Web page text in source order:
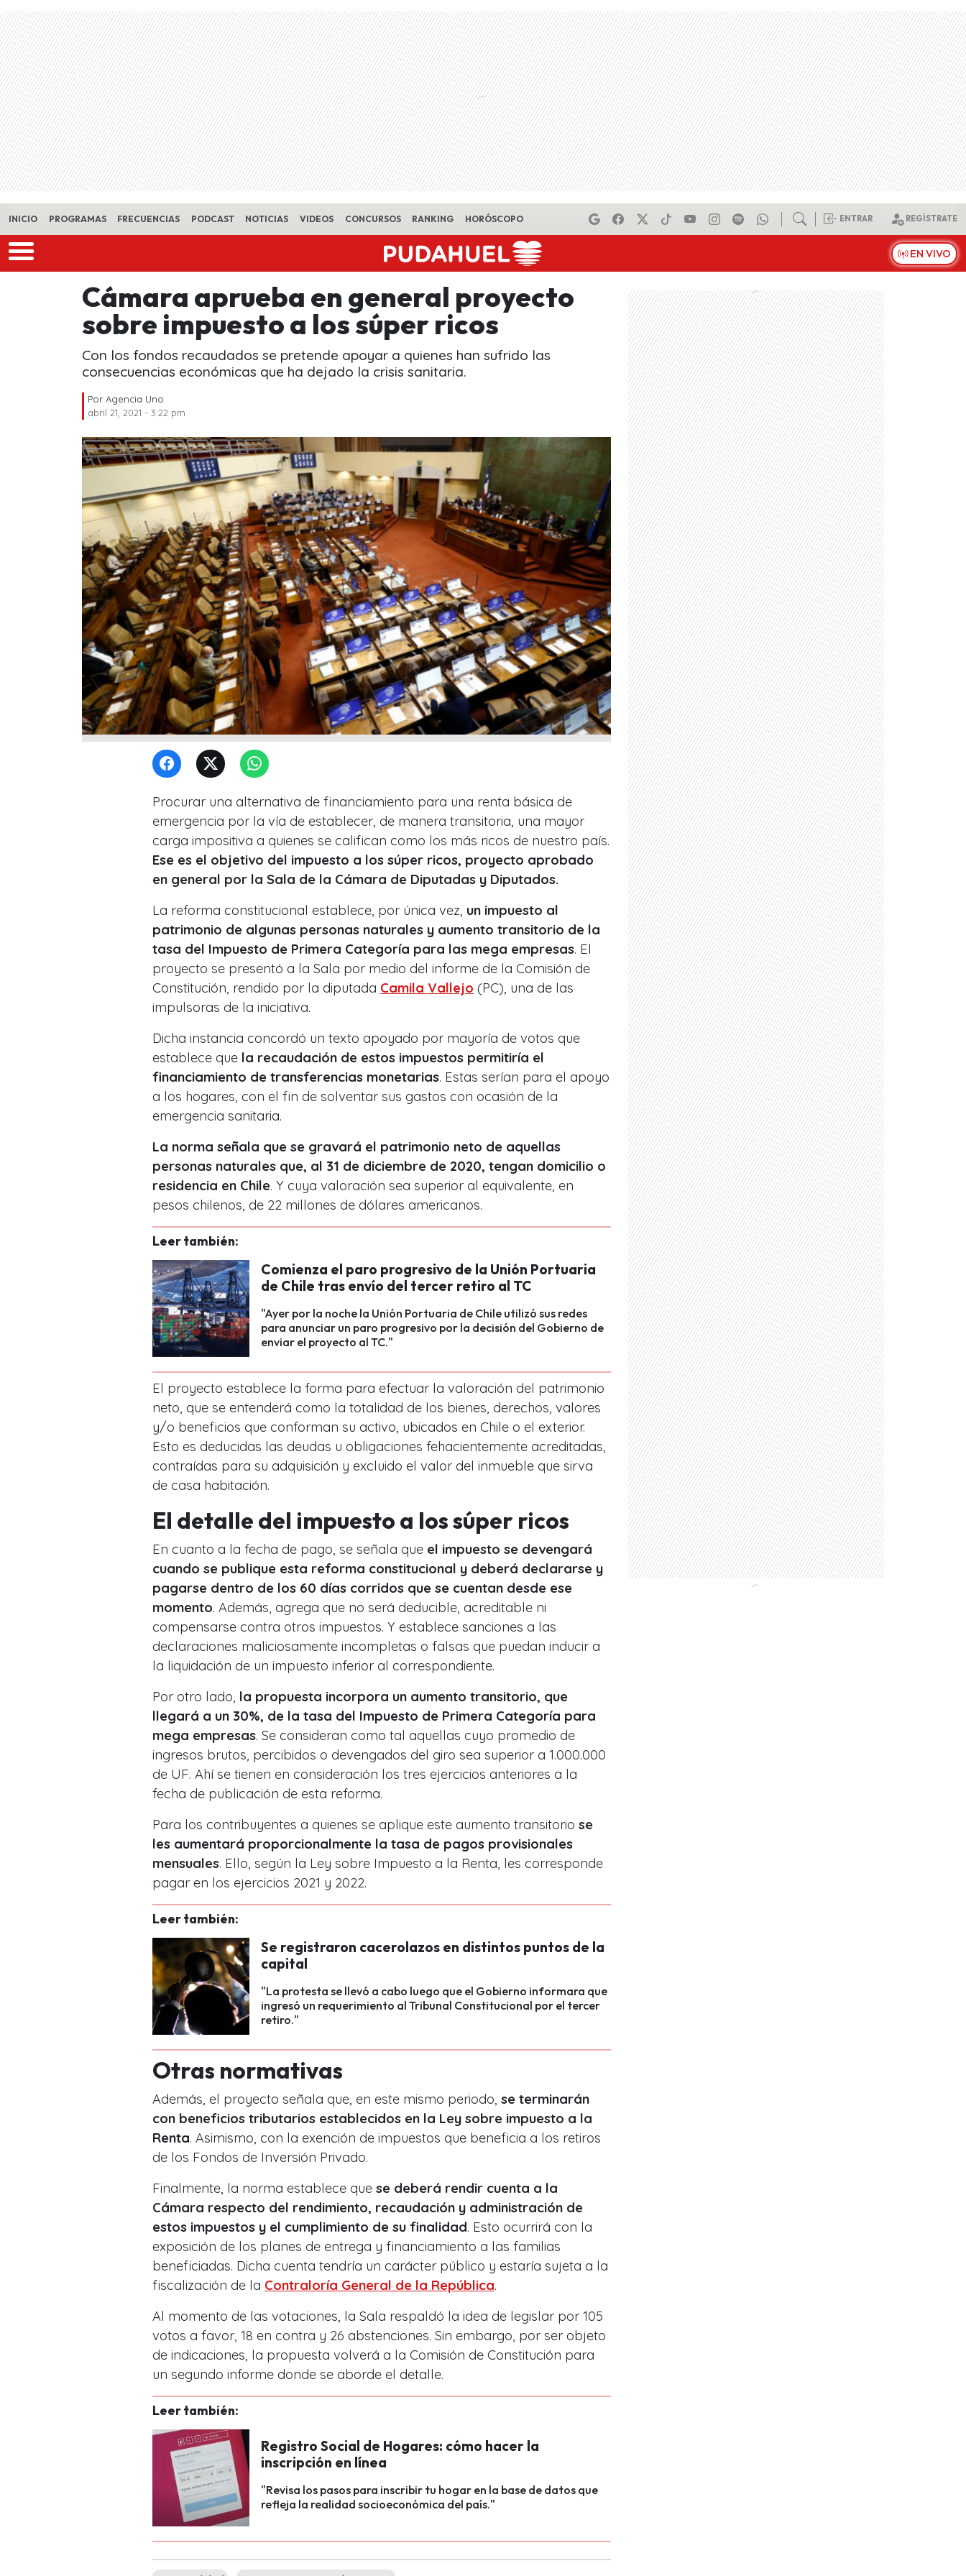
Skip to main content
INICIO PROGRAMAS FRECUENCIAS PODCAST NOTICIAS VIDEOS CONCURSOS RANKING HORÓSCOPO ENTRAR REGÍSTRATE
EN VIVO
Cámara aprueba en general proyecto
sobre impuesto a los súper ricos
Con los fondos recaudados se pretende apoyar a quienes han sufrido las
consecuencias económicas que ha dejado la crisis sanitaria.
Por Agencia Uno
abril 21, 2021 - 3:22 pm
Procurar una alternativa de financiamiento para una renta básica de
emergencia por la vía de establecer, de manera transitoria, una mayor
carga impositiva a quienes se califican como los más ricos de nuestro país.
Ese es el objetivo del impuesto a los súper ricos, proyecto aprobado
en general por la Sala de la Cámara de Diputadas y Diputados.
La reforma constitucional establece, por única vez, un impuesto al
patrimonio de algunas personas naturales y aumento transitorio de la
tasa del Impuesto de Primera Categoría para las mega empresas. El
proyecto se presentó a la Sala por medio del informe de la Comisión de
Constitución, rendido por la diputada Camila Vallejo (PC), una de las
impulsoras de la iniciativa.
Dicha instancia concordó un texto apoyado por mayoría de votos que
establece que la recaudación de estos impuestos permitiría el
financiamiento de transferencias monetarias. Estas serían para el apoyo
a los hogares, con el fin de solventar sus gastos con ocasión de la
emergencia sanitaria.
La norma señala que se gravará el patrimonio neto de aquellas
personas naturales que, al 31 de diciembre de 2020, tengan domicilio o
residencia en Chile. Y cuya valoración sea superior al equivalente, en
pesos chilenos, de 22 millones de dólares americanos.
Leer también:
Comienza el paro progresivo de la Unión Portuaria
de Chile tras envío del tercer retiro al TC
"Ayer por la noche la Unión Portuaria de Chile utilizó sus redes
para anunciar un paro progresivo por la decisión del Gobierno de
enviar el proyecto al TC."
El proyecto establece la forma para efectuar la valoración del patrimonio
neto, que se entenderá como la totalidad de los bienes, derechos, valores
y/o beneficios que conforman su activo, ubicados en Chile o el exterior.
Esto es deducidas las deudas u obligaciones fehacientemente acreditadas,
contraídas para su adquisición y excluido el valor del inmueble que sirva
de casa habitación.
El detalle del impuesto a los súper ricos
En cuanto a la fecha de pago, se señala que el impuesto se devengará
cuando se publique esta reforma constitucional y deberá declararse y
pagarse dentro de los 60 días corridos que se cuentan desde ese
momento. Además, agrega que no será deducible, acreditable ni
compensarse contra otros impuestos. Y establece sanciones a las
declaraciones maliciosamente incompletas o falsas que puedan inducir a
la liquidación de un impuesto inferior al correspondiente.
Por otro lado, la propuesta incorpora un aumento transitorio, que
llegará a un 30%, de la tasa del Impuesto de Primera Categoría para
mega empresas. Se consideran como tal aquellas cuyo promedio de
ingresos brutos, percibidos o devengados del giro sea superior a 1.000.000
de UF. Ahí se tienen en consideración los tres ejercicios anteriores a la
fecha de publicación de esta reforma.
Para los contribuyentes a quienes se aplique este aumento transitorio se
les aumentará proporcionalmente la tasa de pagos provisionales
mensuales. Ello, según la Ley sobre Impuesto a la Renta, les corresponde
pagar en los ejercicios 2021 y 2022.
Leer también:
Se registraron cacerolazos en distintos puntos de la
capital
"La protesta se llevó a cabo luego que el Gobierno informara que
ingresó un requerimiento al Tribunal Constitucional por el tercer
retiro."
Otras normativas
Además, el proyecto señala que, en este mismo periodo, se terminarán
con beneficios tributarios establecidos en la Ley sobre impuesto a la
Renta. Asimismo, con la exención de impuestos que beneficia a los retiros
de los Fondos de Inversión Privado.
Finalmente, la norma establece que se deberá rendir cuenta a la
Cámara respecto del rendimiento, recaudación y administración de
estos impuestos y el cumplimiento de su finalidad. Esto ocurrirá con la
exposición de los planes de entrega y financiamiento a las familias
beneficiadas. Dicha cuenta tendría un carácter público y estaría sujeta a la
fiscalización de la Contraloría General de la República.
Al momento de las votaciones, la Sala respaldó la idea de legislar por 105
votos a favor, 18 en contra y 26 abstenciones. Sin embargo, por ser objeto
de indicaciones, la propuesta volverá a la Comisión de Constitución para
un segundo informe donde se aborde el detalle.
Leer también:
Registro Social de Hogares: cómo hacer la
inscripción en línea
"Revisa los pasos para inscribir tu hogar en la base de datos que
refleja la realidad socioeconómica del país."